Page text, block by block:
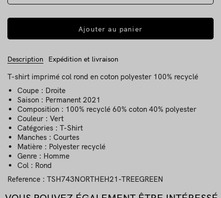
Ajouter au panier
Description Expédition et livraison
T-shirt imprimé col rond en coton polyester 100% recyclé
Coupe : Droite
Saison : Permanent 2021
Composition : 100% recyclé 60% coton 40% polyester
Couleur : Vert
Catégories : T-Shirt
Manches : Courtes
Matière : Polyester recyclé
Genre : Homme
Col : Rond
Reference : TSH743NORTHEH21-TREEGREEN